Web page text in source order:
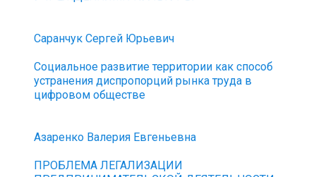
Саранчук Сергей Юрьевич
Социальное развитие территории как способ
устранения диспропорций рынка труда в
цифровом обществе
Азаренко Валерия Евгеньевна
ПРОБЛЕМА ЛЕГАЛИЗАЦИИ